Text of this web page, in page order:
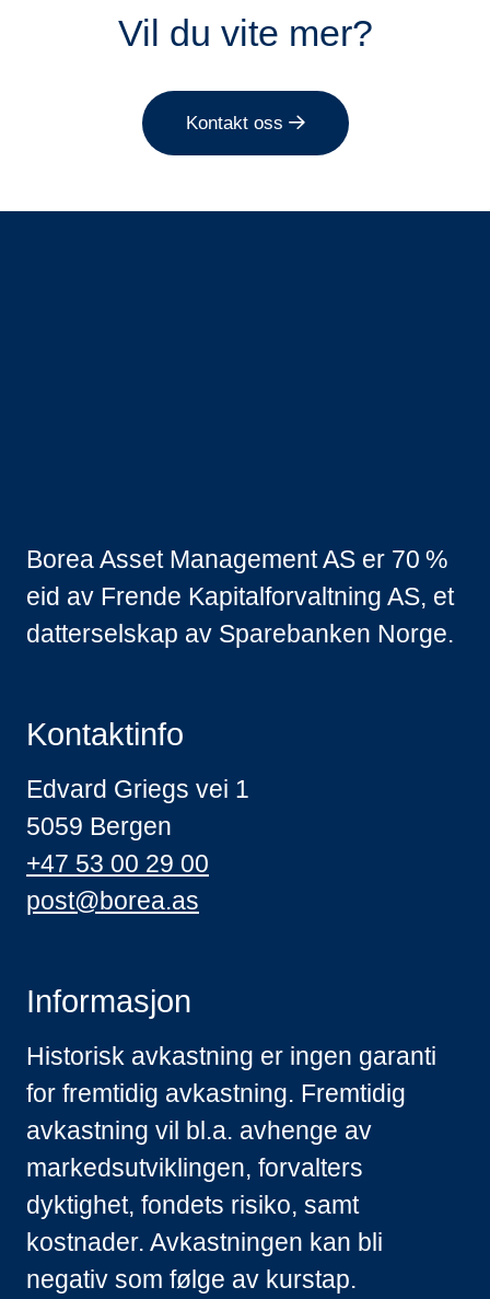
Vil du vite mer?
Kontakt oss
Borea Asset Management AS er 70 %
eid av Frende Kapitalforvaltning AS, et
datterselskap av Sparebanken Norge.
Kontaktinfo
Edvard Griegs vei 1
5059 Bergen
+47 53 00 29 00
post@borea.as
Informasjon
Historisk avkastning er ingen garanti
for fremtidig avkastning. Fremtidig
avkastning vil bl.a. avhenge av
markedsutviklingen, forvalters
dyktighet, fondets risiko, samt
kostnader. Avkastningen kan bli
negativ som følge av kurstap.